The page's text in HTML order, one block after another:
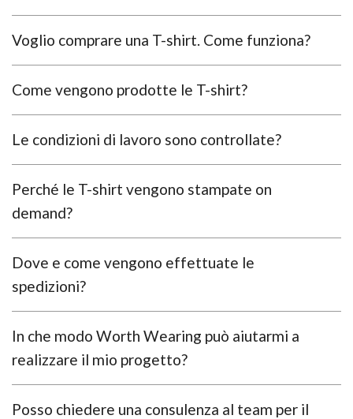
Voglio comprare una T-shirt. Come funziona?
Come vengono prodotte le T-shirt?
Le condizioni di lavoro sono controllate?
Perché le T-shirt vengono stampate on
demand?
Dove e come vengono effettuate le
spedizioni?
In che modo Worth Wearing può aiutarmi a
realizzare il mio progetto?
Posso chiedere una consulenza al team per il